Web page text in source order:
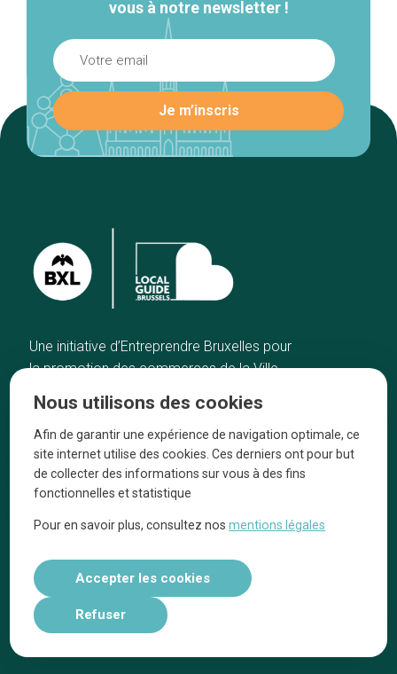
vous à notre newsletter !
Une initiative d’Entreprendre Bruxelles pour
la promotion des commerces de la Ville
Accueil
Bonnes adresses
Quartiers
Blog
Tops 10
Artisans
A propos
On parle de nous
Nous utilisons des cookies
Afin de garantir une expérience de navigation optimale, ce
site internet utilise des cookies. Ces derniers ont pour but
de collecter des informations sur vous à des fins
fonctionnelles et statistique
Pour en savoir plus, consultez nosmentions légales
Accepter les cookies
Refuser